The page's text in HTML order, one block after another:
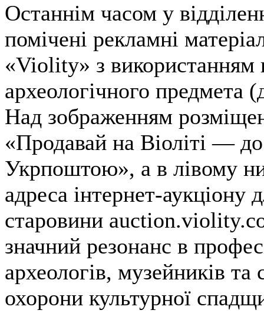
Останнім часом у
помічені рекламні
«Violity» з використанням
археологічного предмета
Над зображенням
«Продавай на Віоліті —
Укрпоштою», а в лівому
адреса інтернет-аукціону
старовини
значний резонанс в
археологів, музейників та
охорони культурної